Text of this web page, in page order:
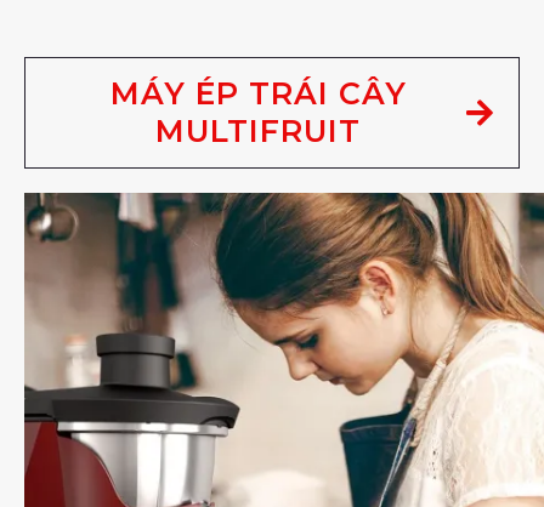
MÁY ÉP TRÁI CÂY
MULTIFRUIT